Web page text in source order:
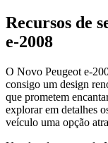
Recursos de
e-2008
O Novo Peugeot e-
consigo um design
que prometem
explorar em detalhes
veículo uma opção